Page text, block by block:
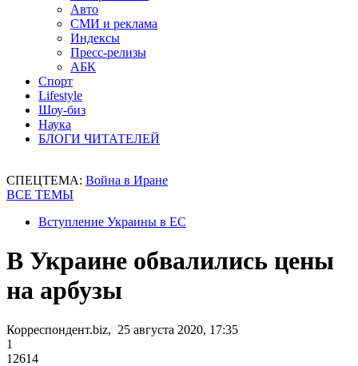
Авто
СМИ и реклама
Индексы
Пресс-релизы
АБК
Спорт
Lifestyle
Шоу-биз
Наука
БЛОГИ ЧИТАТЕЛЕЙ
СПЕЦТЕМА: Война в Иране
ВСЕ ТЕМЫ
Вступление Украины в ЕС
В Украине обвалились цены
на арбузы
Корреспондент.biz, 25 августа 2020, 17:35
1
12614